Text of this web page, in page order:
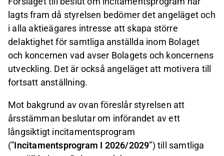
lagts fram då styrelsen bedömer det angeläget och
i alla aktieägares intresse att skapa större
delaktighet för samtliga anställda inom Bolaget
och koncernen vad avser Bolagets och koncernens
utveckling. Det är också angeläget att motivera till
fortsatt anställning.
Mot bakgrund av ovan föreslår styrelsen att
årsstämman beslutar om införandet av ett
långsiktigt incitamentsprogram
(”Incitamentsprogram I 2026/2029”) till samtliga